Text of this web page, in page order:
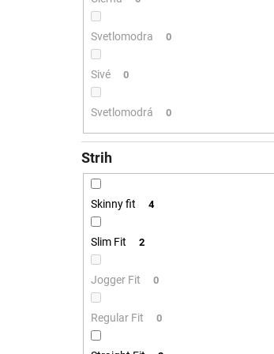
Svetlomodra 0
Sivé 0
Svetlomodrá 0
Strih
Skinny fit 4
Slim Fit 2
Jogger Fit 0
Regular Fit 0